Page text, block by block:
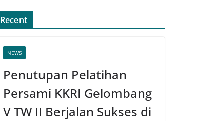
Recent
NEWS
Penutupan Pelatihan
Persami KKRI Gelombang
V TW II Berjalan Sukses di